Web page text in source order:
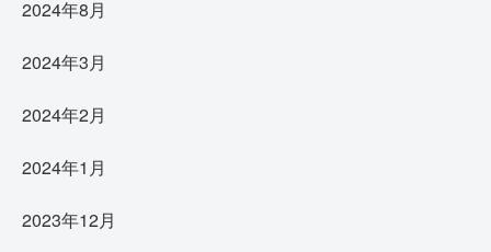
2024年8月
2024年3月
2024年2月
2024年1月
2023年12月